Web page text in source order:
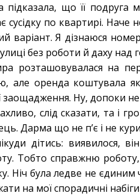
що її подруга
сусідку по квартирі.
варіант. Я дізнаюся
без роботи й даху над
розташовувалася на
але оренда коштувала
Ну, допоки
слід сказати, та і
Дарма що не п’є і не
дітись: виявилося,
Тобто справжню
Ніч була ледве не
на мої спорадичні